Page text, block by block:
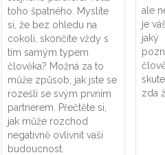
toho špatného. Myslíte
si, že bez ohledu na
cokoli, skončíte vždy s
tím samým typem
člověka? Možná za to
může způsob, jak jste se
rozešli se svým prvním
partnerem. Přečtěte si,
jak může rozchod
negativně ovlivnit vaši
budoucnost.
ale
je
jaký
zda